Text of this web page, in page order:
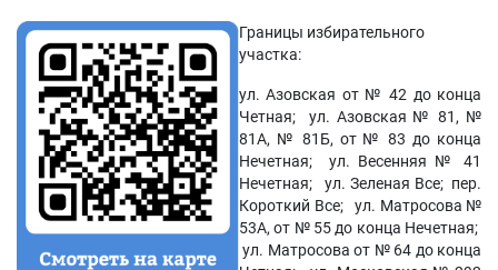
Границы избирательного
участка:
ул. Азовская от № 42 до конца
Четная; ул. Азовская № 81, №
81А, № 81Б, от № 83 до конца
Нечетная; ул. Весенняя № 41
Нечетная; ул. Зеленая Все; пер.
Короткий Все; ул. Матросова №
53А, от № 55 до конца Нечетная;
ул. Матросова от № 64 до конца